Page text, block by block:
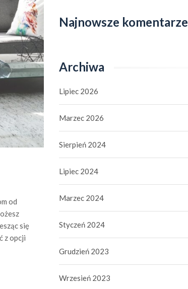
od
się
z opcji
Najnowsze komentarze
Archiwa
Lipiec 2026
Marzec 2026
Sierpień 2024
Lipiec 2024
Marzec 2024
Styczeń 2024
Grudzień 2023
Wrzesień 2023